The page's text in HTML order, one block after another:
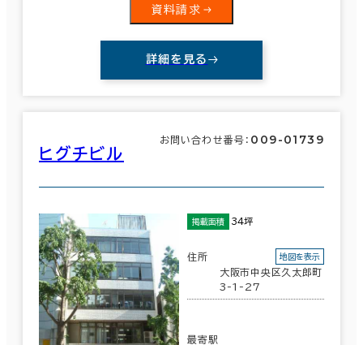
資料請求
詳細を見る
ヒグチビル
お問い合わせ番号： 009-01739
掲載面積 34坪
住所
大阪市中央区久太郎町
3-1-27
地図を表示
最寄駅